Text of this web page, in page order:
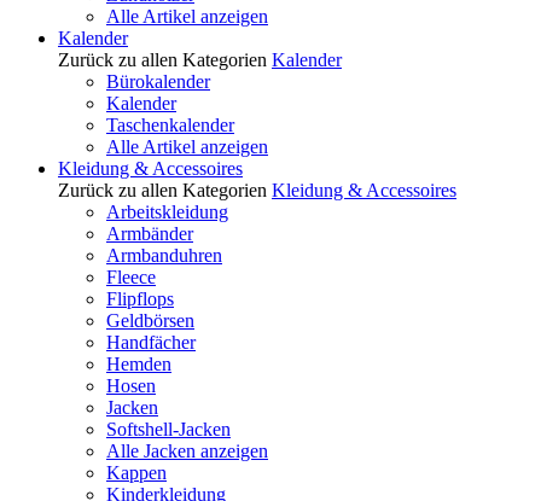
Alle Artikel anzeigen
Kalender
Zurück zu allen Kategorien Kalender
Bürokalender
Kalender
Taschenkalender
Alle Artikel anzeigen
Kleidung & Accessoires
Zurück zu allen Kategorien Kleidung & Accessoires
Arbeitskleidung
Armbänder
Armbanduhren
Fleece
Flipflops
Geldbörsen
Handfächer
Hemden
Hosen
Jacken
Softshell-Jacken
Alle Jacken anzeigen
Kappen
Kinderkleidung